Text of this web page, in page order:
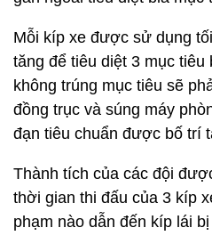
Mỗi kíp xe được sử dụng
tăng để tiêu diệt 3 mục tiêu
không trúng mục tiêu sẽ
đồng trục và súng máy
đạn tiêu chuẩn được bố trí
Thành tích của các đội
thời gian thi đấu của 3 kíp
phạm nào dẫn đến kíp lái